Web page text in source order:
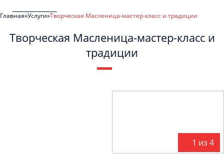
Главная Услуги Творческая Масленица-мастер-класс и традиции
Творческая Масленица-мастер-класс и
традиции
1 из 4